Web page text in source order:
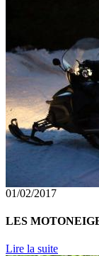
01/02/2017
LES
Lire la suite